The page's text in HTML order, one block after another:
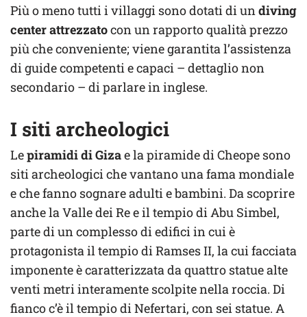
Più o meno tutti i villaggi sono dotati di undiving
center attrezzatocon un rapporto qualità prezzo
più che conveniente; viene garantita l’assistenza
di guide competenti e capaci – dettaglio non
secondario – di parlare in inglese.
I siti archeologici
Lepiramidi di Gizae la piramide di Cheope sono
siti archeologici che vantano una fama mondiale
e che fanno sognare adulti e bambini. Da scoprire
anche la Valle dei Re e il tempio di Abu Simbel,
parte di un complesso di edifici in cui è
protagonista il tempio di Ramses II, la cui facciata
imponente è caratterizzata da quattro statue alte
venti metri interamente scolpite nella roccia. Di
fianco c’è il tempio di Nefertari, con sei statue. A